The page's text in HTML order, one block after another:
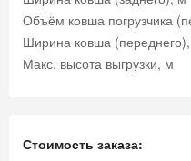
Объём ковша погрузчика
Ширина ковша
Макс. высота выгрузки, м
Стоимость заказа: